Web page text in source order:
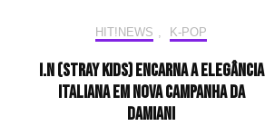
HIT!NEWS K-POP
I.N (Stray Kids) encarna a elegância
italiana em nova campanha da
Damiani